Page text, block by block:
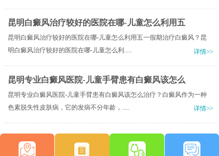
昆明白癜风治疗较好的医院在哪-儿童怎么利用五
昆明白癜风治疗较好的医院在哪-儿童怎么利用五一假期治疗白癜风？昆
明白癜风治疗较好的医院在哪-儿童怎么利.....
详情>>
昆明专业白癜风医院-儿童手臂患有白癜风该怎么
昆明专业白癜风医院-儿童手臂患有白癜风该怎么治疗？白癜风作为一种
色素脱失性皮肤病，它的发病不分年龄，.....
详情>>